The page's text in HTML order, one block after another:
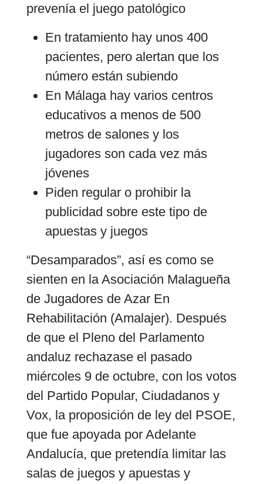
prevenía el juego patológico
En tratamiento hay unos 400
pacientes, pero alertan que los
número están subiendo
En Málaga hay varios centros
educativos a menos de 500
metros de salones y los
jugadores son cada vez más
jóvenes
Piden regular o prohibir la
publicidad sobre este tipo de
apuestas y juegos
“Desamparados”, así es como se
sienten en la Asociación Malagueña
de Jugadores de Azar En
Rehabilitación (Amalajer). Después
de que el Pleno del Parlamento
andaluz rechazase el pasado
miércoles 9 de octubre, con los votos
del Partido Popular, Ciudadanos y
Vox, la proposición de ley del PSOE,
que fue apoyada por Adelante
Andalucía, que pretendía limitar las
salas de juegos y apuestas y